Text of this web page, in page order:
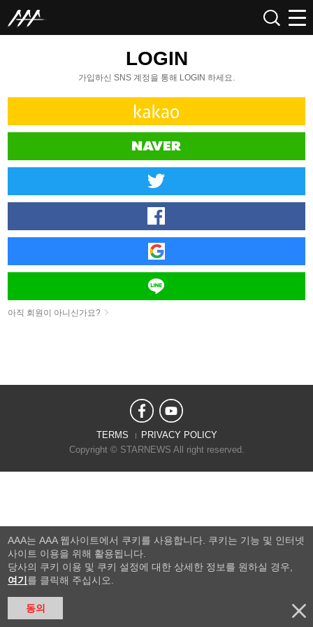
LOGIN
가입하신 SNS 계정을 통해 LOGIN 하세요.
아직 회원이 아니신가요?
TERMS
PRIVACY POLICY
Copyright © STARNEWS All right reserved.
AAA는 AAA 웹사이트에서 쿠키를 사용합니다. 쿠키는 기능 및 인터넷
사이트 이용을 위해 활용됩니다.
당사의 쿠키 이용 및 쿠키 설정에 대한 상세한 정보를 원하실 경우,
여기 를 클릭해 주십시오.
동의